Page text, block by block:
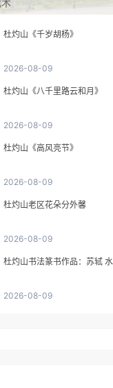
杜灼山《千岁胡杨》
2026-08-09
杜灼山《八千里路云和月》
2026-08-09
杜灼山《高风亮节》
2026-08-09
杜灼山老区花朵分外馨
2026-08-09
杜灼山
2026-08-09